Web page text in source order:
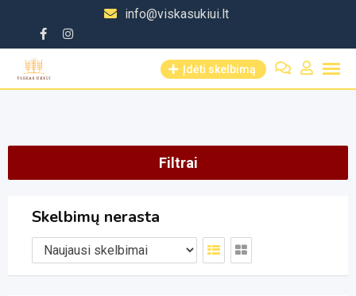
content
info@viskasukiui.lt
Įdėti skelbimą
Filtrai
Skelbimų nerasta